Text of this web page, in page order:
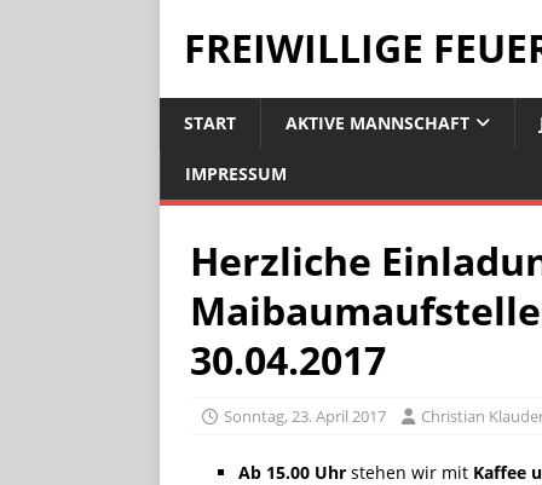
FREIWILLIGE
START AKTIVE MANNSCHAFT
IMPRESSUM
Herzliche
30.04.2017
Sonntag, 23. April 2017 Christian
Ab 15.00 Uhr stehen wir mit Kaffee